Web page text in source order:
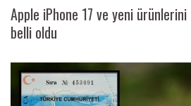
Apple iPhone 17 ve yeni
belli oldu